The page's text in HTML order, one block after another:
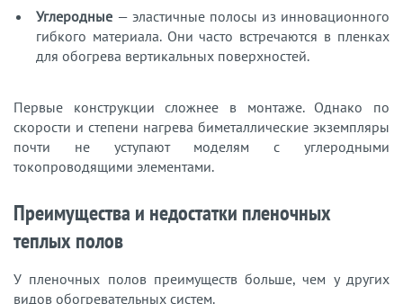
Углеродные — эластичные полосы из инновационного
гибкого материала. Они часто встречаются в пленках
для обогрева вертикальных поверхностей.
Первые конструкции сложнее в монтаже. Однако по
скорости и степени нагрева биметаллические экземпляры
почти не уступают моделям с углеродными
токопроводящими элементами.
Преимущества и недостатки пленочных
теплых полов
У пленочных полов преимуществ больше, чем у других
видов обогревательных систем.